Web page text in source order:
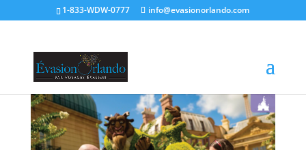
1-833-WDW-0777 info@evasionorlando.com